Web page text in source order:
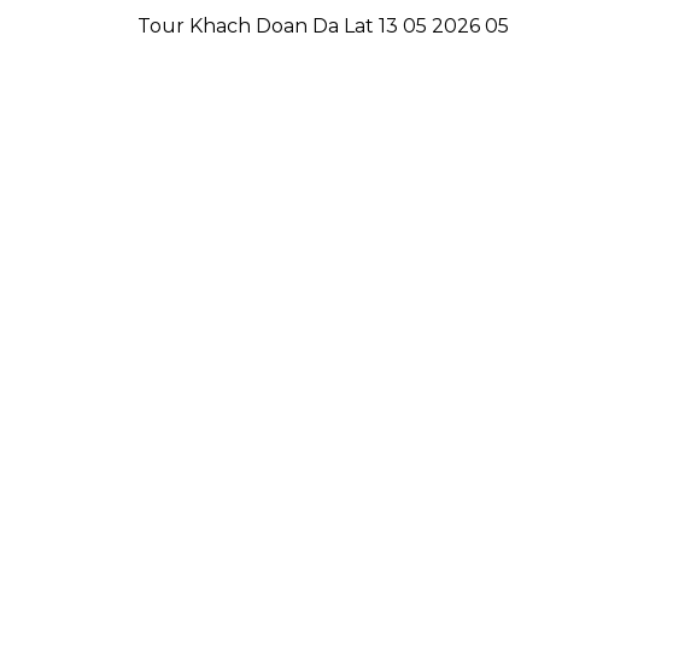
Tour Khach Doan Da Lat 13 05 2026 05